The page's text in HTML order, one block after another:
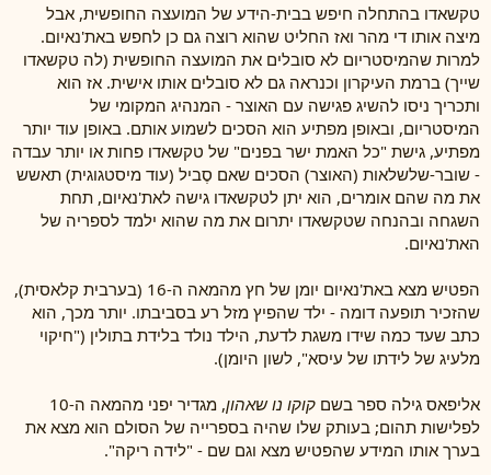
טקשאדו בהתחלה חיפש בבית-הידע של המועצה החופשית, אבל
מיצה אותו די מהר ואז החליט שהוא רוצה גם כן לחפש באת'נאיום.
למרות שהמיסטריום לא סובלים את המועצה החופשית (לה טקשאדו
שייך) ברמת העיקרון וכנראה גם לא סובלים אותו אישית. אז הוא
ותכריך ניסו להשיג פגישה עם האוצר - המנהיג המקומי של
המיסטריום, ובאופן מפתיע הוא הסכים לשמוע אותם. באופן עוד יותר
מפתיע, גישת "כל האמת ישר בפנים" של טקשאדו פחות או יותר עבדה
- שובר-שלשלאות (האוצר) הסכים שאם סֶביל (עוד מיסטגוגית) תאשש
את מה שהם אומרים, הוא יתן לטקשאדו גישה לאת'נאיום, תחת
השגחה ובהנחה שטקשאדו יתרום את מה שהוא ילמד לספריה של
האת'נאיום.
הפטיש מצא באת'נאיום יומן של חץ מהמאה ה-16 (בערבית קלאסית),
שהזכיר תופעה דומה - ילד שהפיץ מזל רע בסביבתו. יותר מכך, הוא
כתב שעד כמה שידו משגת לדעת, הילד נולד בלידת בתולין ("חיקוי
מלעיג של לידתו של עיסא", לשון היומן).
אליפאס גילה ספר בשם קוקו נו שאהון
, מגדיר יפני מהמאה ה-10
לפלישות תהום; בעותק שלו שהיה בספרייה של הסולם הוא מצא את
בערך אותו המידע שהפטיש מצא וגם שם - "לידה ריקה".